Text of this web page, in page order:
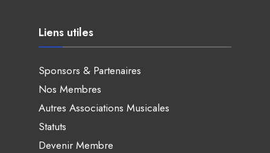
Liens utiles
Sponsors & Partenaires
Nos Membres
Autres Associations Musicales
Statuts
Devenir Membre